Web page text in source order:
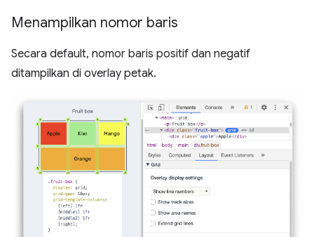
Menampilkan nomor baris
Secara default, nomor baris positif dan negatif
ditampilkan di overlay petak.